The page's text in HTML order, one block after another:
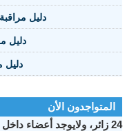
دليل
دليل
المتواجدون الأن
24 زائر، ولايوجد أعضاء داخل الموقع